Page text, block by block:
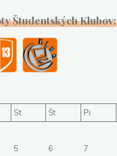
Študentských Klubov:
St Št Pi
5 6 7